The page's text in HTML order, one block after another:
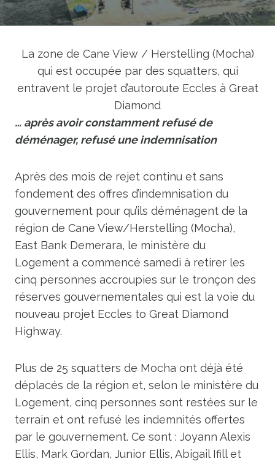
La zone de Cane View / Herstelling (Mocha)
qui est occupée par des squatters, qui
entravent le projet d’autoroute Eccles à Great
Diamond
… après avoir constamment refusé de
déménager, refusé une indemnisation
Après des mois de rejet continu et sans
fondement des offres d’indemnisation du
gouvernement pour qu’ils déménagent de la
région de Cane View/Herstelling (Mocha),
East Bank Demerara, le ministère du
Logement a commencé samedi à retirer les
cinq personnes accroupies sur le tronçon des
réserves gouvernementales qui est la voie du
nouveau projet Eccles to Great Diamond
Highway.
Plus de 25 squatters de Mocha ont déjà été
déplacés de la région et, selon le ministère du
Logement, cinq personnes sont restées sur le
terrain et ont refusé les indemnités offertes
par le gouvernement. Ce sont : Joyann Alexis
Ellis, Mark Gordan, Junior Ellis, Abigail Ifill et